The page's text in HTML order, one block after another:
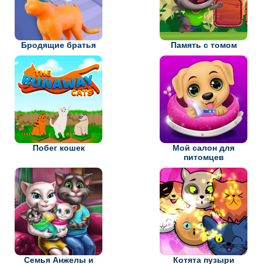
Бродящие братья Память с томом
Побег кошек
Мой салон для
питомцев
Семья Анжелы и Котята пузыри